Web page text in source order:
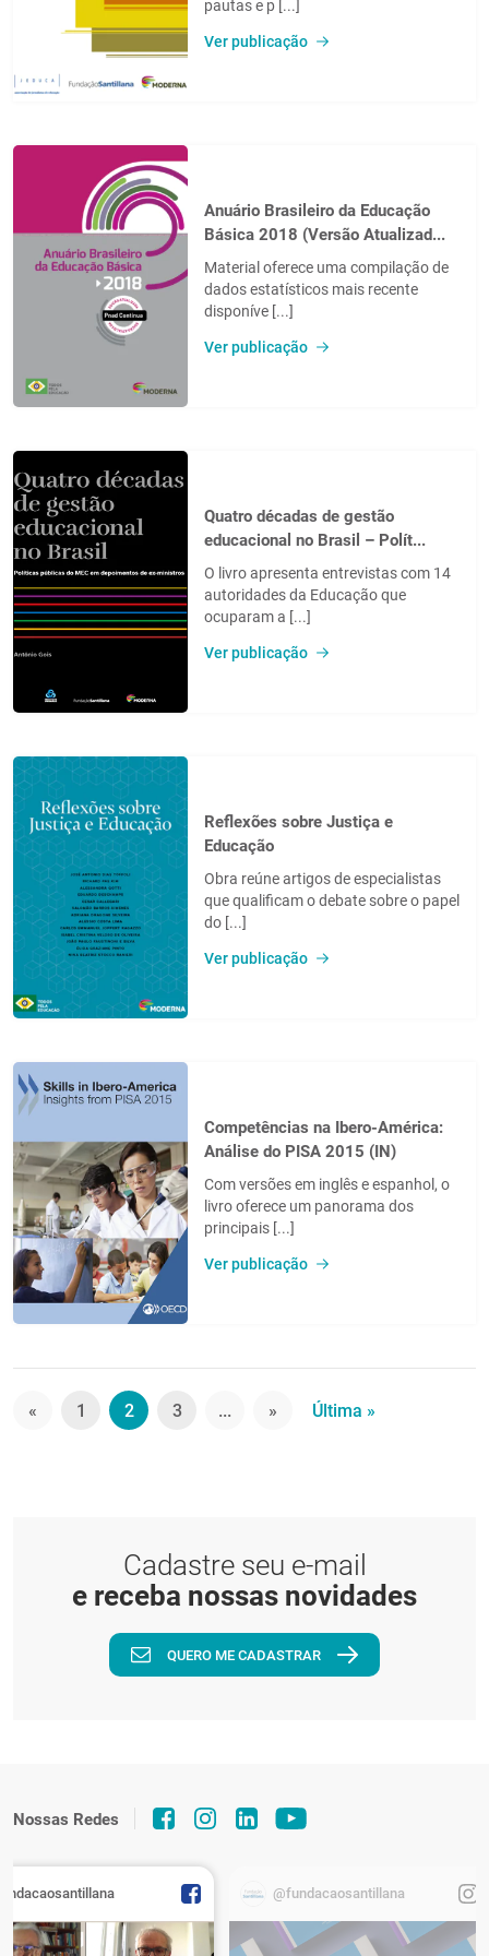
pautas e p [...]
Ver publicação
Anuário Brasileiro da Educação
Básica 2018 (Versão Atualizad...
Material oferece uma compilação de
dados estatísticos mais recente
disponíve [...]
Ver publicação
Quatro décadas de gestão
educacional no Brasil – Polít...
O livro apresenta entrevistas com 14
autoridades da Educação que
ocuparam a [...]
Ver publicação
Reflexões sobre Justiça e
Educação
Obra reúne artigos de especialistas
que qualificam o debate sobre o papel
do [...]
Ver publicação
Competências na Ibero-América:
Análise do PISA 2015 (IN)
Com versões em inglês e espanhol, o
livro oferece um panorama dos
principais [...]
Ver publicação
« 1 2 3 ... » Última »
Cadastre seu e-mail
e receba nossas novidades
QUERO ME CADASTRAR
Nossas Redes
@fundacaosantillana